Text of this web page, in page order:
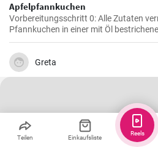
Apfelpfannkuchen
Vorbereitungsschritt 0: Alle Zutaten
Pfannkuchen in einer mit Öl
braten.
Greta
Teilen Einkaufsliste
Reels